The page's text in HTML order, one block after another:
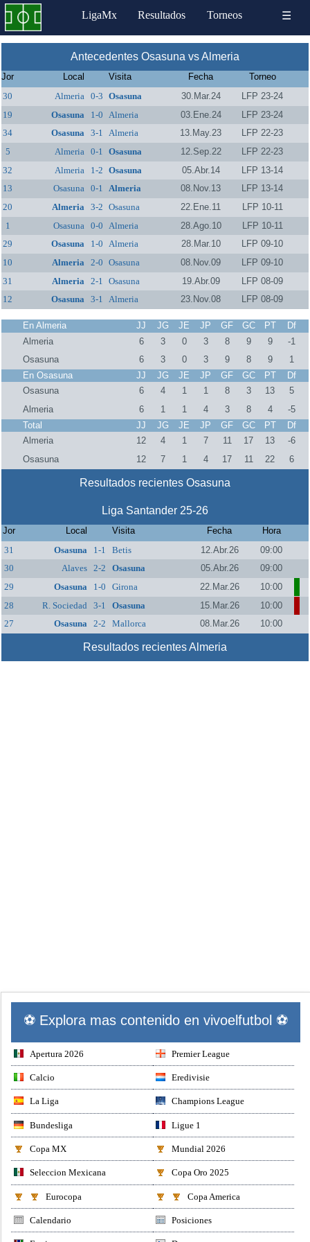
LigaMx Resultados Torneos ☰
Antecedentes Osasuna vs Almeria
Jor Local Visita Fecha
Torneo
30
Almeria 0-3 Osasuna 30.Mar.24
LFP 23-24
19
Osasuna 1-0 Almeria 03.Ene.24
LFP 23-24
34
Osasuna 3-1 Almeria 13.May.23
LFP 22-23
5
Almeria 0-1 Osasuna 12.Sep.22
LFP 22-23
32
Almeria 1-2 Osasuna 05.Abr.14
LFP 13-14
13
Osasuna 0-1 Almeria 08.Nov.13
LFP 13-14
20
Almeria 3-2 Osasuna 22.Ene.11
LFP 10-11
1
Osasuna 0-0 Almeria 28.Ago.10
LFP 10-11
29
Osasuna 1-0 Almeria 28.Mar.10
LFP 09-10
10
Almeria 2-0 Osasuna 08.Nov.09
LFP 09-10
31
Almeria 2-1 Osasuna 19.Abr.09
LFP 08-09
12
Osasuna 3-1 Almeria 23.Nov.08 LFP 08-09
En Almeria JJ JG JE JP GF GC PT
Df
Almeria
6 3 0 3 8 9 9
-1
Osasuna
6 3 0 3 9 8 9
1
En Osasuna
JJ JG JE JP GF GC PT
Df
Osasuna
6 4 1 1 8 3 13
5
Almeria
6 1 1 4 3 8 4
-5
Total
JJ JG JE JP GF GC PT
Df
Almeria
12 4 1 7 11 17 13
-6
Osasuna
12 7 1 4 17 11 22 6
Resultados recientes Osasuna
Liga Santander 25-26
Jor Local Visita Fecha
Hora
31
Osasuna 1-1 Betis 12.Abr.26
09:00
30
Alaves 2-2 Osasuna 05.Abr.26
09:00
29
Osasuna 1-0 Girona 22.Mar.26
10:00
28
R. Sociedad 3-1 Osasuna 15.Mar.26
10:00
27
Osasuna 2-2 Mallorca 08.Mar.26 10:00
Resultados recientes Almeria
⚽ Explora mas contenido en vivoelfutbol ⚽
Apertura 2026 Premier League
Calcio Eredivisie
La Liga Champions League
Bundesliga Ligue 1
Copa MX Mundial 2026
Seleccion Mexicana Copa Oro 2025
Eurocopa Copa America
Calendario Posiciones